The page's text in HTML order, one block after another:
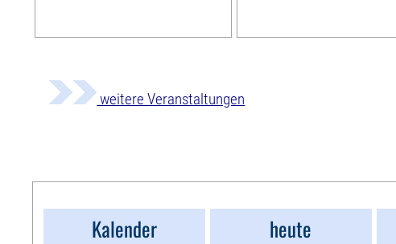
weitere Veranstaltungen
Kalender
heute